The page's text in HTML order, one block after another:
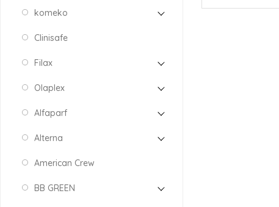
komeko
Clinisafe
Filax
Olaplex
Alfaparf
Alterna
American Crew
BB GREEN